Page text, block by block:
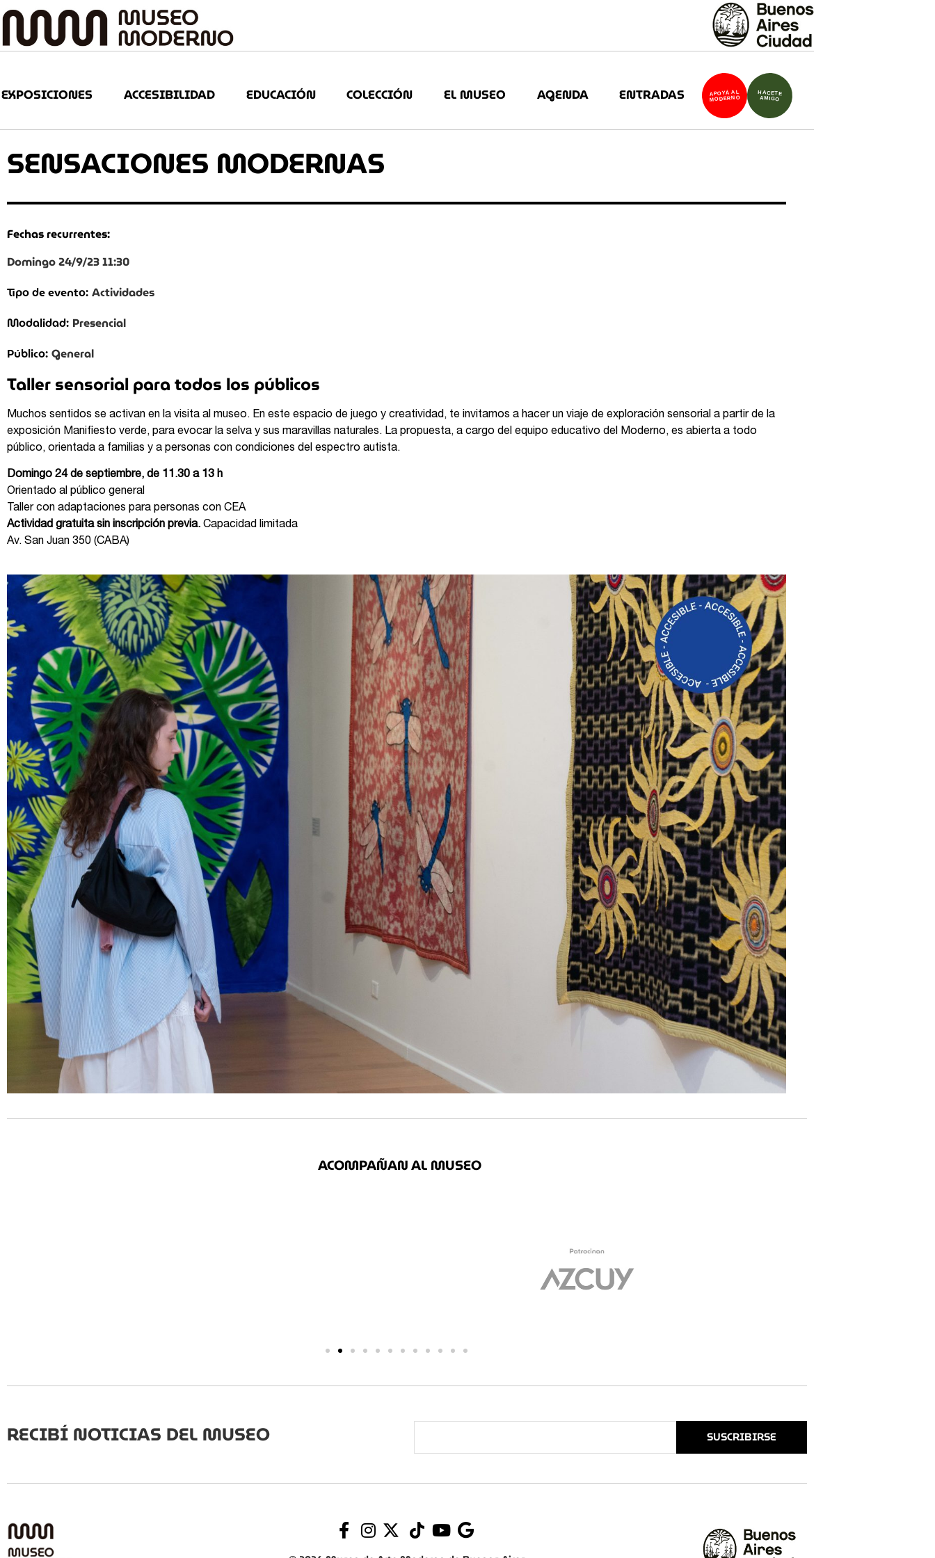
EXPOSICIONES ACCESIBILIDAD EDUCACIÓN COLECCIÓN EL MUSEO AGENDA ENTRADAS APOYÁ AL
MODERNO
HACETE
AMIGO
SENSACIONES MODERNAS
Fechas recurrentes:
Domingo 24/9/23 11:30
Tipo de evento: Actividades
Modalidad: Presencial
Público: General
Taller sensorial para todos los públicos
Muchos sentidos se activan en la visita al museo. En este espacio de juego y creatividad, te invitamos a hacer un viaje de exploración sensorial a partir de la
exposición Manifiesto verde, para evocar la selva y sus maravillas naturales. La propuesta, a cargo del equipo educativo del Moderno, es abierta a todo
público, orientada a familias y a personas con condiciones del espectro autista.
Domingo 24 de septiembre, de 11.30 a 13 h
Orientado al público general
Taller con adaptaciones para personas con CEA
Actividad gratuita sin inscripción previa. Capacidad limitada
Av. San Juan 350 (CABA)
ACOMPAÑAN AL MUSEO
RECIBÍ NOTICIAS DEL MUSEO SUSCRIBIRSE